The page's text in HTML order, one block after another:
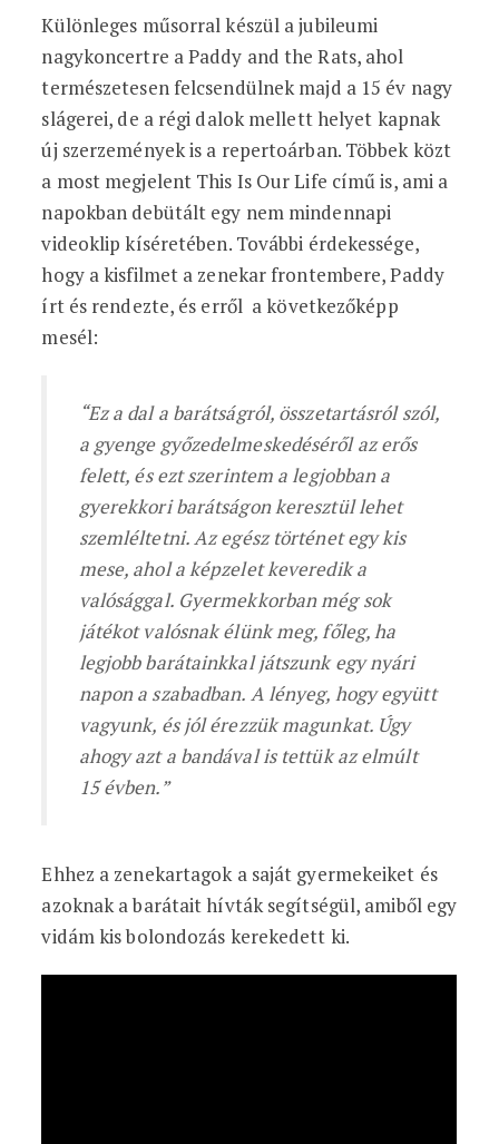
Különleges műsorral készül a jubileumi
nagykoncertre a Paddy and the Rats, ahol
természetesen felcsendülnek majd a 15 év nagy
slágerei, de a régi dalok mellett helyet kapnak
új szerzemények is a repertoárban. Többek közt
a most megjelent This Is Our Life című is, ami a
napokban debütált egy nem mindennapi
videoklip kíséretében. További érdekessége,
hogy a kisfilmet a zenekar frontembere, Paddy
írt és rendezte, és erről a következőképp
mesél:
“Ez a dal a barátságról, összetartásról szól,
a gyenge győzedelmeskedéséről az erős
felett, és ezt szerintem a legjobban a
gyerekkori barátságon keresztül lehet
szemléltetni. Az egész történet egy kis
mese, ahol a képzelet keveredik a
valósággal. Gyermekkorban még sok
játékot valósnak élünk meg, főleg, ha
legjobb barátainkkal játszunk egy nyári
napon a szabadban. A lényeg, hogy együtt
vagyunk, és jól érezzük magunkat. Úgy
ahogy azt a bandával is tettük az elmúlt
15 évben.”
Ehhez a zenekartagok a saját gyermekeiket és
azoknak a barátait hívták segítségül, amiből egy
vidám kis bolondozás kerekedett ki.